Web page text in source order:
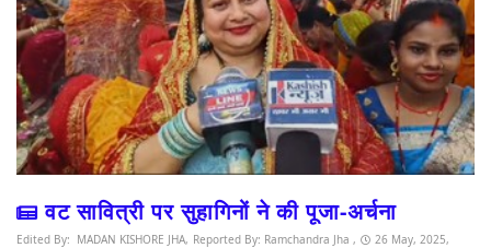
वट सावित्री पर सुहागिनों ने की पूजा-अर्चना
Edited By: MADAN KISHORE JHA, Reported By: Ramchandra Jha , 26 May, 2025,